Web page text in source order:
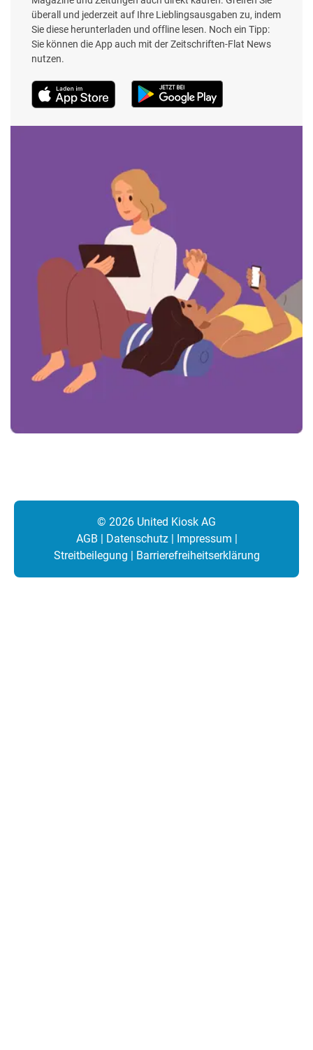
überall und jederzeit auf Ihre Lieblingsausgaben zu, indem
Sie diese herunterladen und offline lesen. Noch ein Tipp:
Sie können die App auch mit der Zeitschriften-Flat News
nutzen.
© 2026 United Kiosk AG
AGB | Datenschutz| Impressum |
Streitbeilegung | Barrierefreiheitserklärung